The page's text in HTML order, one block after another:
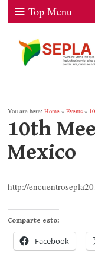
Top Menu
You are here:Home »Events »
10th
Mexico
http://
Comparte esto:
Facebook